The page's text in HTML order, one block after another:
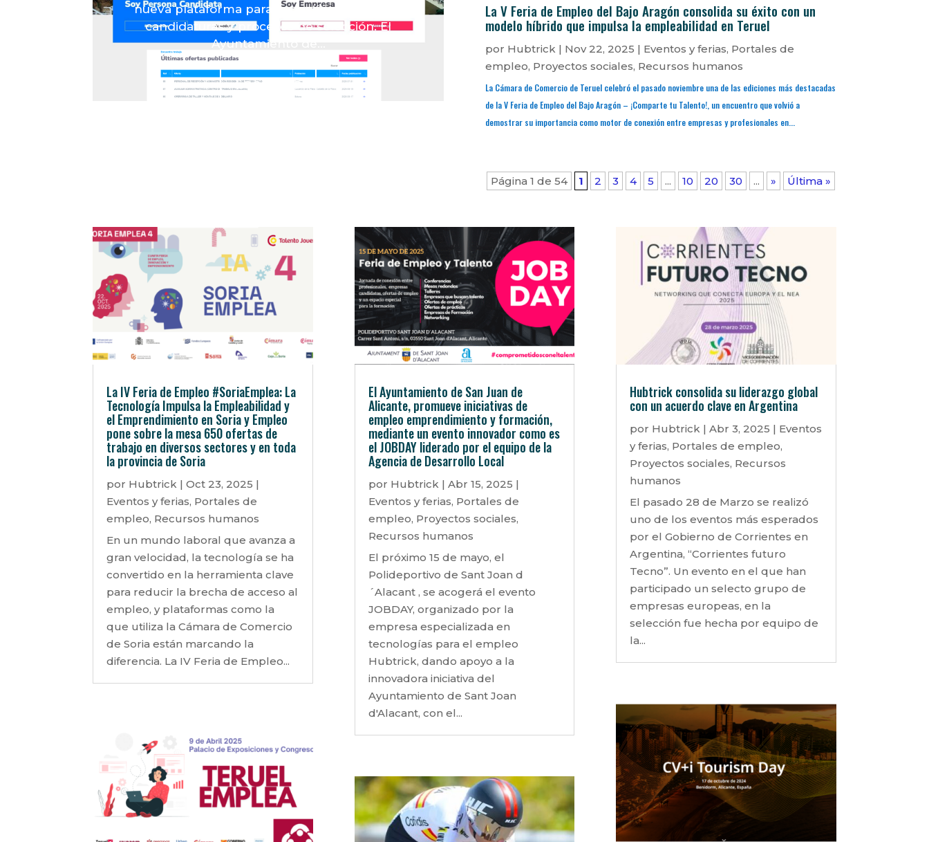
nueva plataforma para la gestión de ofertas,
candidaturas y procesos de selección. El
Ayuntamiento de...
Leer más
La V Feria de Empleo del Bajo Aragón consolida su éxito con un
modelo híbrido que impulsa la empleabilidad en Teruel
por Hubtrick| Nov 22, 2025 | Eventos y ferias, Portales de
empleo, Proyectos sociales, Recursos humanos
La Cámara de Comercio de Teruel celebró el pasado noviembre una de las ediciones más destacadas
de la V Feria de Empleo del Bajo Aragón – ¡Comparte tu Talento!, un encuentro que volvió a
demostrar su importancia como motor de conexión entre empresas y profesionales en...
Página 1 de 54 1 2 3 4 5 ... 10 20 30 ... » Última »
La IV Feria de Empleo #SoriaEmplea: La
Tecnología Impulsa la Empleabilidad y
el Emprendimiento en Soria y Empleo
pone sobre la mesa 650 ofertas de
trabajo en diversos sectores y en toda
la provincia de Soria
por Hubtrick |Oct 23, 2025 |
Eventos y ferias, Portales de
empleo, Recursos humanos
En un mundo laboral que avanza a
gran velocidad, la tecnología se ha
convertido en la herramienta clave
para reducir la brecha de acceso al
empleo, y plataformas como la
que utiliza la Cámara de Comercio
de Soria están marcando la
diferencia. La IV Feria de Empleo...
El Ayuntamiento de San Juan de
Alicante, promueve iniciativas de
empleo emprendimiento y formación,
mediante un evento innovador como es
el JOBDAY liderado por el equipo de la
Agencia de Desarrollo Local
por Hubtrick| Abr 15, 2025 |
Eventos y ferias, Portales de
empleo, Proyectos sociales,
Recursos humanos
El próximo 15 de mayo, el
Polideportivo de Sant Joan d
´Alacant , se acogerá el evento
JOBDAY, organizado por la
empresa especializada en
tecnologías para el empleo
Hubtrick, dando apoyo a la
innovadora iniciativa del
Ayuntamiento de Sant Joan
d'Alacant, con el...
Hubtrick consolida su liderazgo global
con un acuerdo clave en Argentina
por Hubtrick| Abr 3, 2025 | Eventos
y ferias, Portales de empleo,
Proyectos sociales, Recursos
humanos
El pasado 28 de Marzo se realizó
uno de los eventos más esperados
por el Gobierno de Corrientes en
Argentina, “Corrientes futuro
Tecno”. Un evento en el que han
participado un selecto grupo de
empresas europeas, en ⁠la
selección fue hecha por equipo de
la...